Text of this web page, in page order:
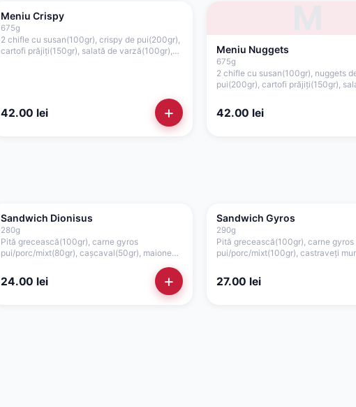
Meniu Crispy
675g
2 chifle cu susan(100gr), crispy de pui(200gr),
cartofi prăjiți(150gr), salată de varză(100gr),
42.00 lei +
Meniu Nuggets
675g
2 chifle cu susan(100gr), nuggets
pui(200gr), cartofi prăjiți(150gr),
maioneză de casă cu usturoi(40gr),
cocktail(40gr)
42.00 lei
Sandwich Dionisus
280g
Pită grecească(100gr), carne gyros
pui/porc/mixt(80gr), cașcaval(50gr), maioneză
24.00 lei +
Sandwich Gyros
290g
Pită grecească(100gr), carne gyros
pui/porc/mixt(100gr), castraveți
27.00 lei